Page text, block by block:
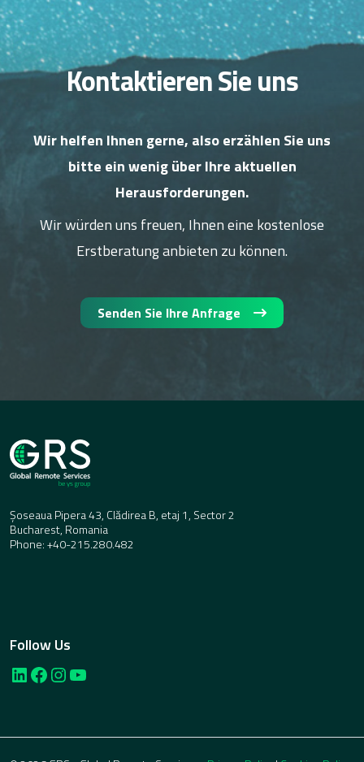
Kontaktieren Sie uns
Wir helfen Ihnen gerne, also erzählen Sie uns
bitte ein wenig über Ihre aktuellen
Herausforderungen.
Wir würden uns freuen, Ihnen eine kostenlose
Erstberatung anbieten zu können.
Senden Sie Ihre Anfrage
Șoseaua Pipera 43, Clădirea B, etaj 1, Sector 2
Bucharest, Romania
Phone: +40-215.280.482
Follow Us
LinkedIn
Facebook
Instagram
YouTube